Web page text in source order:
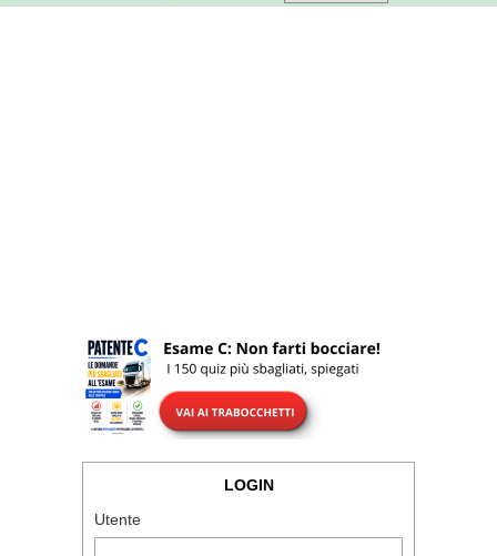
LOGIN
Utente